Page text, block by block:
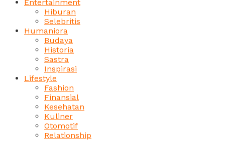
Entertainment
Hiburan
Selebritis
Humaniora
Budaya
Historia
Sastra
Inspirasi
Lifestyle
Fashion
Finansial
Kesehatan
Kuliner
Otomotif
Relationship